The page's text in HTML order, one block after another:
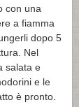
con una
a fiamma
dopo 5
Nel
salata e
e le
è pronto.